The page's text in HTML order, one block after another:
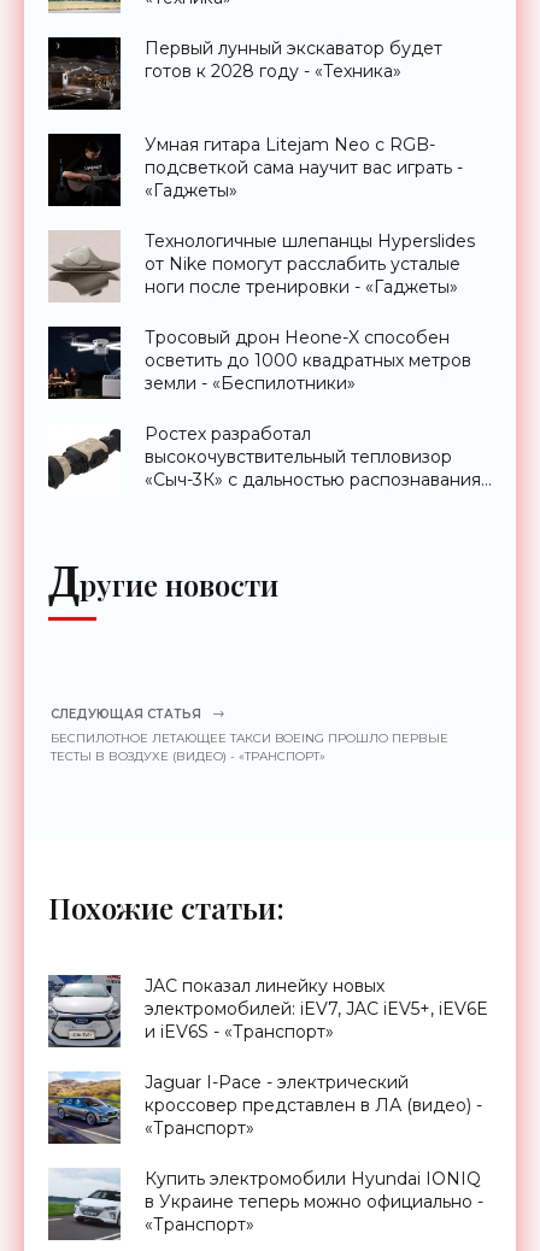
Первый лунный экскаватор будет
готов к 2028 году - «Техника»
Умная гитара Litejam Neo с RGB-
подсветкой сама научит вас играть -
«Гаджеты»
Технологичные шлепанцы Hyperslides
от Nike помогут расслабить усталые
ноги после тренировки - «Гаджеты»
Тросовый дрон Heone-X способен
осветить до 1000 квадратных метров
земли - «Беспилотники»
Ростех разработал
высокочувствительный тепловизор
«Сыч-3К» с дальностью распознавания
Другие новости
СЛЕДУЮЩАЯ СТАТЬЯ
БЕСПИЛОТНОЕ ЛЕТАЮЩЕЕ ТАКСИ BOEING ПРОШЛО ПЕРВЫЕ
ТЕСТЫ В ВОЗДУХЕ (ВИДЕО) - «ТРАНСПОРТ»
Похожие статьи:
JAC показал линейку новых
электромобилей: iEV7, JAC iEV5+, iEV6E
и iEV6S - «Транспорт»
Jaguar I-Pace - электрический
кроссовер представлен в ЛА (видео) -
«Транспорт»
Купить электромобили Hyundai IONIQ
в Украине теперь можно официально -
«Транспорт»